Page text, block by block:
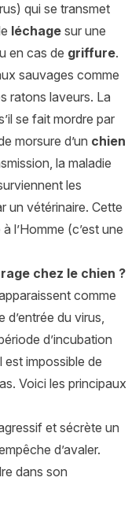
qui se transmet
léchage sur une
en cas de griffure.
sauvages comme
ratons laveurs. La
se fait mordre par
morsure d’un chien
la maladie
les
un vétérinaire. Cette
l’Homme (c’est une
chez le chien ?
comme
d’entrée du virus,
d’incubation
est impossible de
Voici les principaux
et sécrète un
d’avaler.
dans son